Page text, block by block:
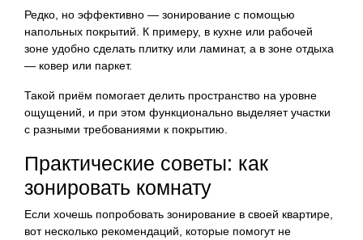
Редко, но эффективно — зонирование с помощью
напольных покрытий. К примеру, в кухне или рабочей
зоне удобно сделать плитку или ламинат, а в зоне отдыха
— ковер или паркет.
Такой приём помогает делить пространство на уровне
ощущений, и при этом функционально выделяет участки
с разными требованиями к покрытию.
Практические советы: как
зонировать комнату
Если хочешь попробовать зонирование в своей квартире,
вот несколько рекомендаций, которые помогут не